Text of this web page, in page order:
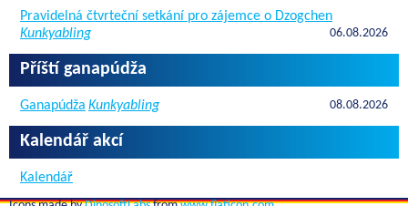
Pravidelná čtvrteční setkání pro zájemce o Dzogchen
Kunkyabling
06.08.2026
Příští ganapúdža
Ganapúdža Kunkyabling 08.08.2026
Kalendář akcí
Kalendář